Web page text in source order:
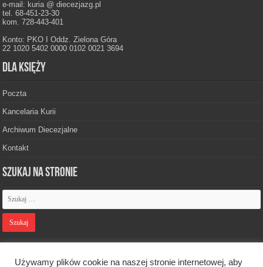
e-mail: kuria @ diecezjazg.pl
tel. 68-451-23-30
kom. 728-443-401
Konto: PKO I Oddz. Zielona Góra
22 1020 5402 0000 0102 0021 3694
Dla księży
Poczta
Kancelaria Kurii
Archiwum Diecezjalne
Kontakt
Szukaj na stronie
Używamy plików cookie na naszej stronie internetowej, aby